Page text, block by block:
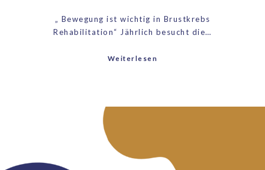
„ Bewegung ist wichtig in Brustkrebs
Rehabilitation“ Jährlich besucht die…
Weiterlesen